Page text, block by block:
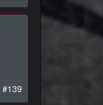
#139